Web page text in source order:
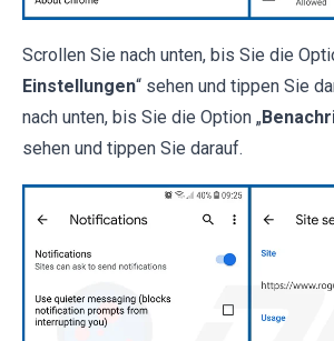
Scrollen Sie nach unten, bis Sie die
Einstellungen“ sehen und tippen Sie
nach unten, bis Sie die Option „
sehen und tippen Sie darauf.